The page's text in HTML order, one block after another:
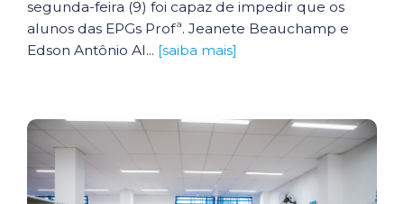
segunda-feira (9) foi capaz de impedir que os
alunos das EPGs Profª. Jeanete Beauchamp e
Edson Antônio Al... [saiba mais]